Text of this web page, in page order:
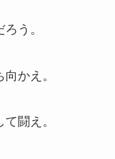
う。
かえ。
闘え。